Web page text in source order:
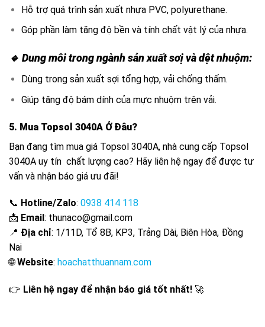
Hỗ trợ quá trình sản xuất nhựa PVC, polyurethane.
Góp phần làm tăng độ bền và tính chất vật lý của nhựa.
🔹 Dung môi trong ngành sản xuất sơị và dệt nhuộm:
Dùng trong sản xuất sợi tổng hợp, vải chống thấm.
Giúp tăng độ bám dính của mực nhuộm trên vải.
5. Mua Topsol 3040A Ở Đâu?
Bạn đang tìm mua giá Topsol 3040A, nhà cung cấp Topsol
3040A uy tín chất lượng cao? Hãy liên hệ ngay để được tư
vấn và nhận báo giá ưu đãi!
📞 Hotline/Zalo: 0938 414 118
📩 Email : thunaco@gmail.com
📍 Địa chỉ: 1/11D, Tổ 8B, KP3, Trảng Dài, Biên Hòa, Đồng
Nai
🌐Website: hoachatthuannam.com
👉 Liên hệ ngay để nhận báo giá tốt nhất! 🚀